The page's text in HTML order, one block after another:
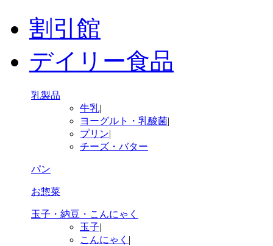
割引館
デイリー食品
乳製品
牛乳|
ヨーグルト・乳酸菌|
プリン|
チーズ・バター
パン
お惣菜
玉子・納豆・こんにゃく
玉子|
こんにゃく |